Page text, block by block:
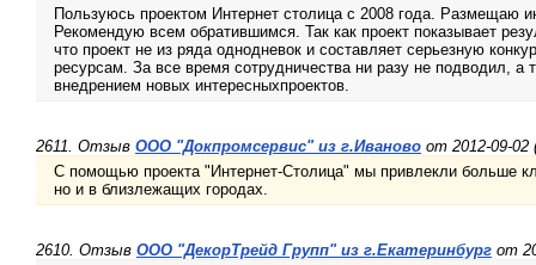
Пользуюсь проектом Интернет столица с 2008 года. Размещаю
Рекомендую всем обратившимся. Так как проект показывает
что проект не из ряда однодневок и составляет серьезную
ресурсам. За все время сотрудничества ни разу не подводил, а
внедрением новых интересныхпроектов.
2611. Отзыв ООО "Докпромсервис" из г.Иваново от 2012-09-
С помощью проекта "Интернет-Столица" мы привлекли больше
но и в близлежащих городах.
2610. Отзыв ООО "ДекорТрейд Групп" из г.Екатеринбург от